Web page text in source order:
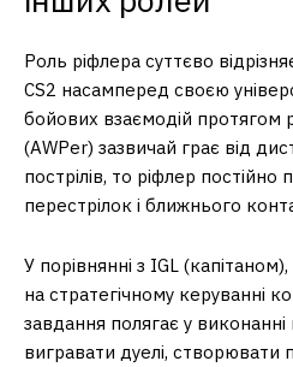
Роль ріфлера суттєво
CS2 насамперед своєю
бойових взаємодій протягом
(AWPer) зазвичай грає від
пострілів, то ріфлер постійно
перестрілок і ближнього
У порівнянні з IGL
на стратегічному керуванні
завдання полягає у виконанні
вигравати дуелі, створювати